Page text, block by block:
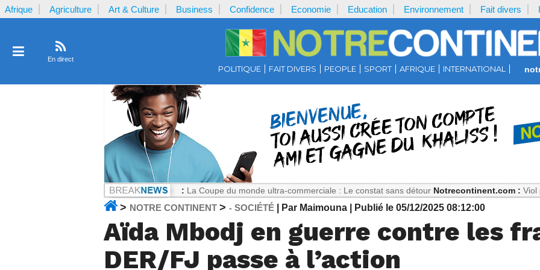
Afrique Agriculture Art & Culture Business Confidence Economie Education Environnement Fait divers
En direct
POLITIQUE FAIT DIVERS PEOPLE SPORT AFRIQUE INTERNATIONAL
Notrecontinent.com : La Coupe du monde ultra-commerciale : Le constat sans détour Notrecontinent.com : Viol présumé :
> NOTRE CONTINENT > - SOCIÉTÉ | Par Maimouna | Publié le 05/12/2025 08:12:00
Aïda Mbodj en guerre contre les
DER/FJ passe à l’action